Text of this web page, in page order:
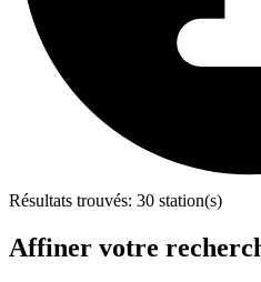
Résultats trouvés: 30 station(s)
Affiner votre